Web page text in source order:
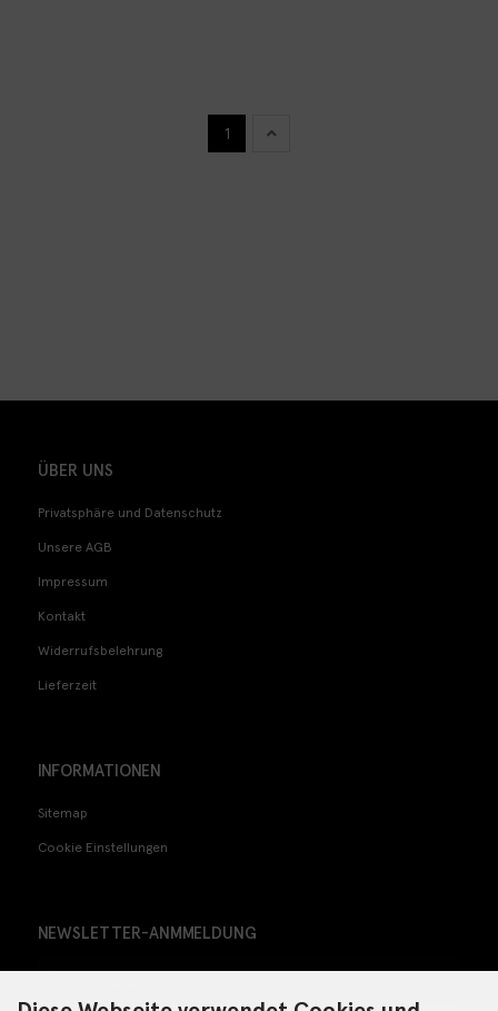
1
ÜBER UNS
Privatsphäre und Datenschutz
Unsere AGB
Impressum
Kontakt
Widerrufsbelehrung
Lieferzeit
INFORMATIONEN
Sitemap
Cookie Einstellungen
NEWSLETTER-ANMMELDUNG